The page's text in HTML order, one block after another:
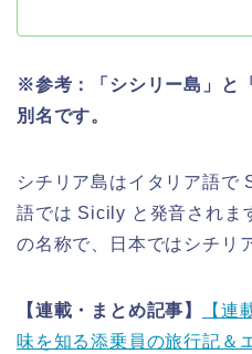
※参考：「シシリー島」と
別名です。
シチリア島はイタリア語で
語では Sicily と発音されま
の名称で、日本ではシチリ
【連載・まとめ記事】
【連
味を知る添乗員の旅行記＆